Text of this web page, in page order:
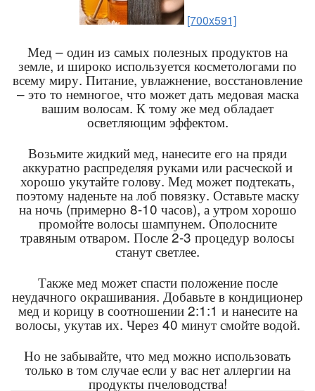
[700x591]
Мед – один из самых полезных продуктов на
земле, и широко используется косметологами по
всему миру. Питание, увлажнение, восстановление
– это то немногое, что может дать медовая маска
вашим волосам. К тому же мед обладает
осветляющим эффектом.
Возьмите жидкий мед, нанесите его на пряди
аккуратно распределяя руками или расческой и
хорошо укутайте голову. Мед может подтекать,
поэтому наденьте на лоб повязку. Оставьте маску
на ночь (примерно 8-10 часов), а утром хорошо
промойте волосы шампунем. Ополосните
травяным отваром. После 2-3 процедур волосы
станут светлее.
Также мед может спасти положение после
неудачного окрашивания. Добавьте в кондиционер
мед и корицу в соотношении 2:1:1 и нанесите на
волосы, укутав их. Через 40 минут смойте водой.
Но не забывайте, что мед можно использовать
только в том случае если у вас нет аллергии на
продукты пчеловодства!